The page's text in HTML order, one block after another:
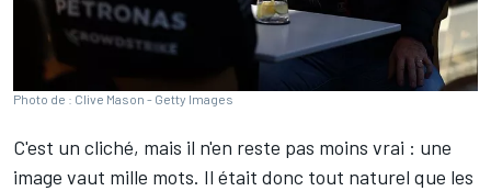
Photo de : Clive Mason - Getty Images
C'est un cliché, mais il n'en reste pas moins vrai : une
image vaut mille mots. Il était donc tout naturel que les